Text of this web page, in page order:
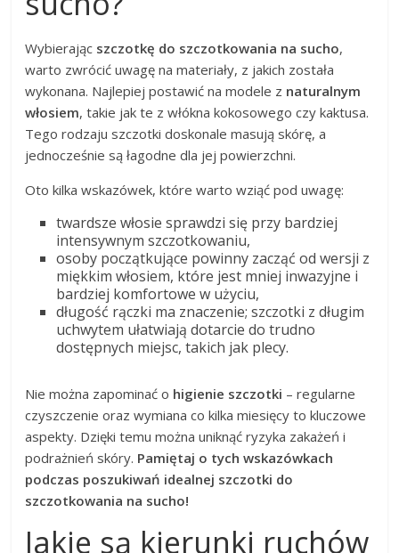
Wybierając szczotkę do szczotkowania na sucho,
warto zwrócić uwagę na materiały, z jakich została
wykonana. Najlepiej postawić na modele z naturalnym
włosiem, takie jak te z włókna kokosowego czy kaktusa.
Tego rodzaju szczotki doskonale masują skórę, a
jednocześnie są łagodne dla jej powierzchni.
Oto kilka wskazówek, które warto wziąć pod uwagę:
twardsze włosie sprawdzi się przy bardziej
intensywnym szczotkowaniu,
osoby początkujące powinny zacząć od wersji z
miękkim włosiem, które jest mniej inwazyjne i
bardziej komfortowe w użyciu,
długość rączki ma znaczenie; szczotki z długim
uchwytem ułatwiają dotarcie do trudno
dostępnych miejsc, takich jak plecy.
Nie można zapominać o higienie szczotki – regularne
czyszczenie oraz wymiana co kilka miesięcy to kluczowe
aspekty. Dzięki temu można uniknąć ryzyka zakażeń i
podrażnień skóry. Pamiętaj o tych wskazówkach
podczas poszukiwań idealnej szczotki do
szczotkowania na sucho!
Jakie są kierunki ruchów